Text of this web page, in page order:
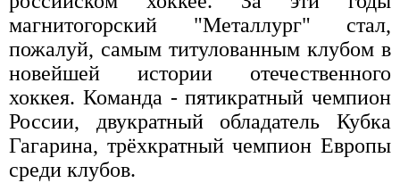
магнитогорский "Металлург" стал,
пожалуй, самым титулованным клубом в
новейшей истории отечественного
хоккея. Команда - пятикратный чемпион
России, двукратный обладатель Кубка
Гагарина, трёхкратный чемпион Европы
среди клубов.